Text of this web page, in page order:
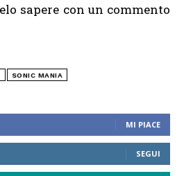
MI PIACE
SEGUI
sapere con un commento
SONIC MANIA